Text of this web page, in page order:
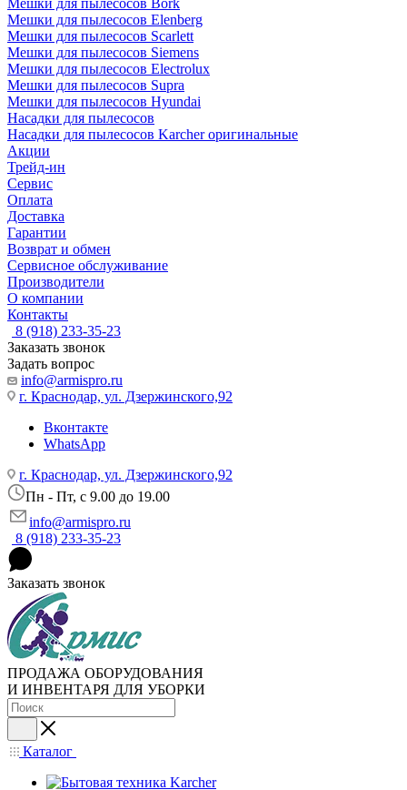
Мешки для пылесосов Bork
Мешки для пылесосов Elenberg
Мешки для пылесосов Scarlett
Мешки для пылесосов Siemens
Мешки для пылесосов Electrolux
Мешки для пылесосов Supra
Мешки для пылесосов Hyundai
Насадки для пылесосов
Насадки для пылесосов Karcher оригинальные
Акции
Трейд-ин
Сервис
Оплата
Доставка
Гарантии
Возврат и обмен
Сервисное обслуживание
Производители
О компании
Контакты
8 (918) 233-35-23
Заказать звонок
Задать вопрос
info@armispro.ru
г. Краснодар, ул. Дзержинского,92
Вконтакте
WhatsApp
г. Краснодар, ул. Дзержинского,92
Пн - Пт, c 9.00 до 19.00
info@armispro.ru
8 (918) 233-35-23
Заказать звонок
ПРОДАЖА ОБОРУДОВАНИЯ
И ИНВЕНТАРЯ ДЛЯ УБОРКИ
Каталог